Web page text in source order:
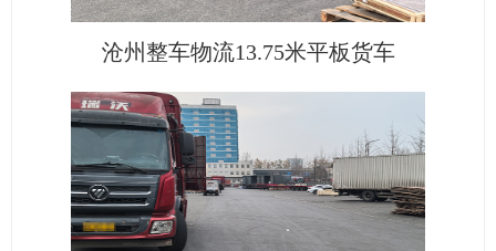
沧州整车物流13.75米平板货车